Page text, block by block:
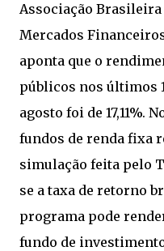
Associação Brasileira
Mercados
aponta que o
públicos nos últimos
agosto foi de 17,11%.
fundos de renda fixa
simulação feita pelo
se a taxa de retorno
programa pode
fundo de